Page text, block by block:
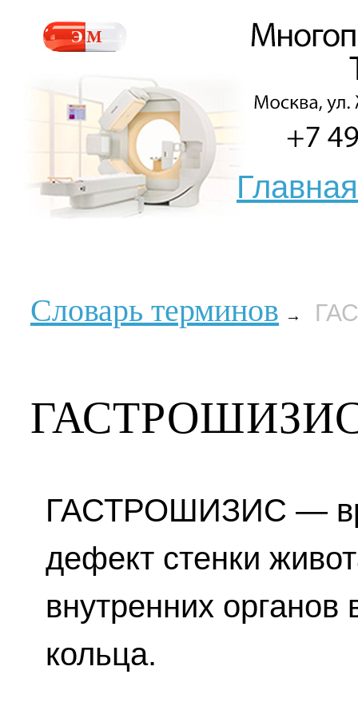
Главная
Словарь терминов →
ГАСТРОШИЗИС —
дефект стенки
внутренних органов
кольца.